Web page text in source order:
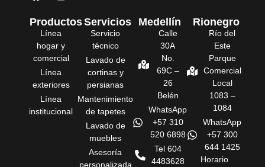
Productos
Línea
hogar y
comercial
Línea
exteriores
Línea
institucional
Servicios
Servicio
técnico
Lavado de
cortinas y
persianas
Mantenimiento
de tapetes
Lavado de
muebles
Asesoría
personalizada
Medellín
Calle
30A
No.
69C –
26
Belén
WhatsApp
+57 310
520 6898
Tel 604
4483628
Rionegro
Río del
Este
Parque
Comercial
Local
1083 –
1084
WhatsApp
+57 300
644 1425
Horario